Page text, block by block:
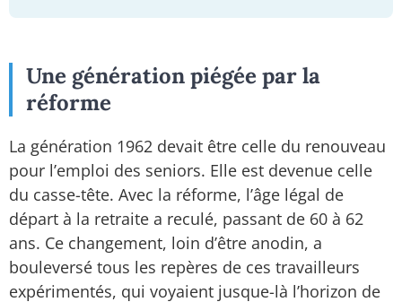
Une génération piégée par la
réforme
La génération 1962 devait être celle du renouveau
pour l’emploi des seniors. Elle est devenue celle
du casse-tête. Avec la réforme, l’âge légal de
départ à la retraite a reculé, passant de 60 à 62
ans. Ce changement, loin d’être anodin, a
bouleversé tous les repères de ces travailleurs
expérimentés, qui voyaient jusque-là l’horizon de